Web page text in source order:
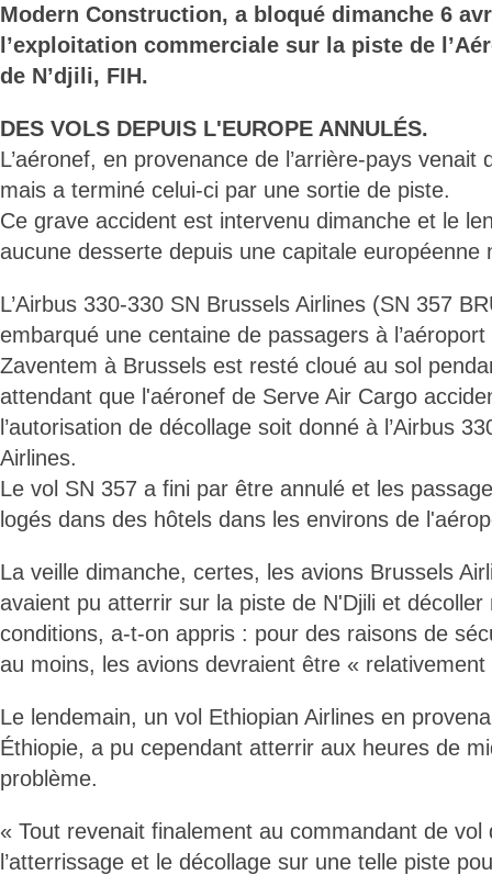
Modern Construction, a bloqué dimanche 6
l’exploitation commerciale sur la piste de
de N’djili, FIH.
DES VOLS DEPUIS L'EUROPE ANNULÉS.
L’aéronef, en provenance de l’arrière-pays
mais a terminé celui-ci par une sortie de piste.
Ce grave accident est intervenu dimanche et le
aucune desserte depuis une capitale européenne
L’Airbus 330-330 SN Brussels Airlines (SN 357
embarqué une centaine de passagers à
Zaventem à Brussels est resté cloué au sol
attendant que l'aéronef de Serve Air Cargo
l’autorisation de décollage soit donné à l’Airbus
Airlines.
Le vol SN 357 a fini par être annulé et les
logés dans des hôtels dans les environs de
La veille dimanche, certes, les avions Brussels
avaient pu atterrir sur la piste de N'Djili et décoller
conditions, a-t-on appris : pour des raisons de
au moins, les avions devraient être « relativement
Le lendemain, un vol Ethiopian Airlines en
Éthiopie, a pu cependant atterrir aux heures de
problème.
« Tout revenait finalement au commandant de vol
l’atterrissage et le décollage sur une telle piste